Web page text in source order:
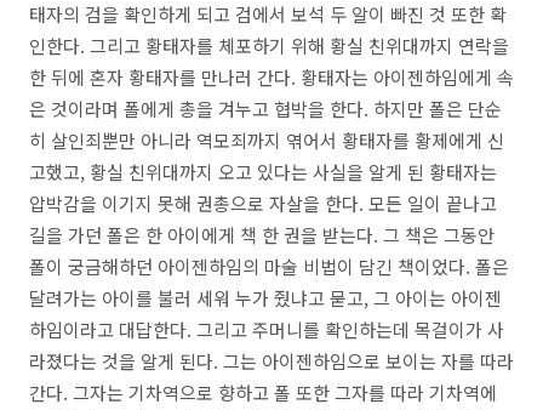
태자의 검을 확인하게 되고 검에서 보석 두 알이 빠진 것 또한 확
인한다. 그리고 황태자를 체포하기 위해 황실 친위대까지 연락을
한 뒤에 혼자 황태자를 만나러 간다. 황태자는 아이젠하임에게 속
은 것이라며 폴에게 총을 겨누고 협박을 한다. 하지만 폴은 단순
히 살인죄뿐만 아니라 역모죄까지 엮어서 황태자를 황제에게 신
고했고, 황실 친위대까지 오고 있다는 사실을 알게 된 황태자는
압박감을 이기지 못해 권총으로 자살을 한다. 모든 일이 끝나고
길을 가던 폴은 한 아이에게 책 한 권을 받는다. 그 책은 그동안
폴이 궁금해하던 아이젠하임의 마술 비법이 담긴 책이었다. 폴은
달려가는 아이를 불러 세워 누가 줬냐고 묻고, 그 아이는 아이젠
하임이라고 대답한다. 그리고 주머니를 확인하는데 목걸이가 사
라졌다는 것을 알게 된다. 그는 아이젠하임으로 보이는 자를 따라
간다. 그자는 기차역으로 향하고 폴 또한 그자를 따라 기차역에